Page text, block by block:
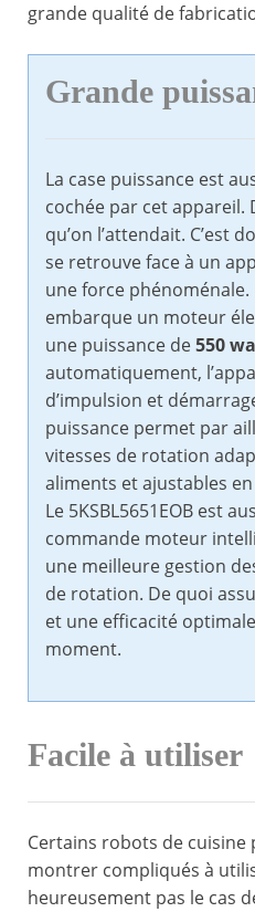
grande qualité de
Grande
La case puissance est
cochée par cet appareil.
qu’on l’attendait. C’est
se retrouve face à un
une force
embarque un moteur
une puissance de550
automatiquement,
d’impulsion et
puissance permet par
vitesses de rotation
aliments et ajustables
Le 5KSBL5651EOB est
commande moteur
une meilleure gestion
de rotation. De quoi
et une efficacité
moment.
Facile à utiliser
Certains robots de cuisine
montrer compliqués à
heureusement pas le cas